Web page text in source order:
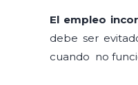
El empleo
debe ser
cuando no